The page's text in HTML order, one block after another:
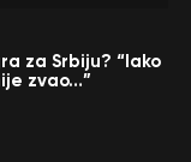
za Srbiju? “Iako
zvao…”